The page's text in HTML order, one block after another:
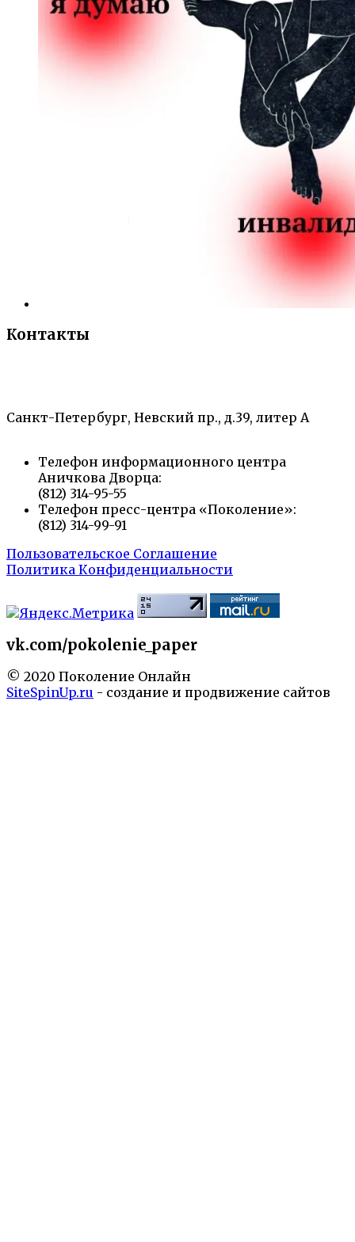
Контакты
Санкт-Петербург, Невский пр., д.39, литер А
Телефон информационного центра
Аничкова Дворца:
(812) 314-95-55
Телефон пресс-центра «Поколение»:
(812) 314-99-91
Пользовательское Соглашение
Политика Конфиденциальности
vk.com/pokolenie_paper
© 2020 Поколение Онлайн
SiteSpinUp.ru - создание и продвижение сайтов